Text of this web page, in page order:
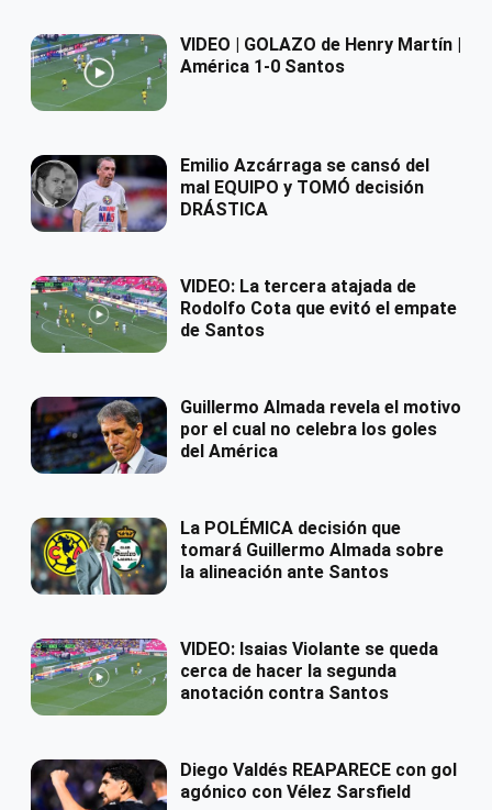
VIDEO | GOLAZO de Henry Martín |
América 1-0 Santos
Emilio Azcárraga se cansó del
mal EQUIPO y TOMÓ decisión
DRÁSTICA
VIDEO: La tercera atajada de
Rodolfo Cota que evitó el empate
de Santos
Guillermo Almada revela el motivo
por el cual no celebra los goles
del América
La POLÉMICA decisión que
tomará Guillermo Almada sobre
la alineación ante Santos
VIDEO: Isaias Violante se queda
cerca de hacer la segunda
anotación contra Santos
Diego Valdés REAPARECE con gol
agónico con Vélez Sarsfield